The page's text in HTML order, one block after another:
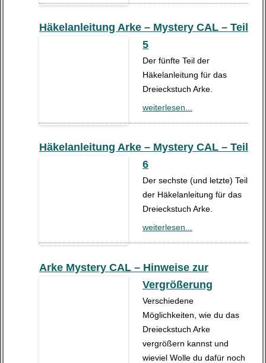
Häkelanleitung Arke – Mystery CAL – Teil
5
Der fünfte Teil der
Häkelanleitung für das
Dreieckstuch Arke.
weiterlesen...
Häkelanleitung Arke – Mystery CAL – Teil
6
Der sechste (und letzte) Teil
der Häkelanleitung für das
Dreieckstuch Arke.
weiterlesen...
Arke Mystery CAL – Hinweise zur
Vergrößerung
Verschiedene
Möglichkeiten, wie du das
Dreieckstuch Arke
vergrößern kannst und
wieviel Wolle du dafür noch